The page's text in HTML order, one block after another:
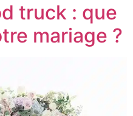
truck : que
mariage ?